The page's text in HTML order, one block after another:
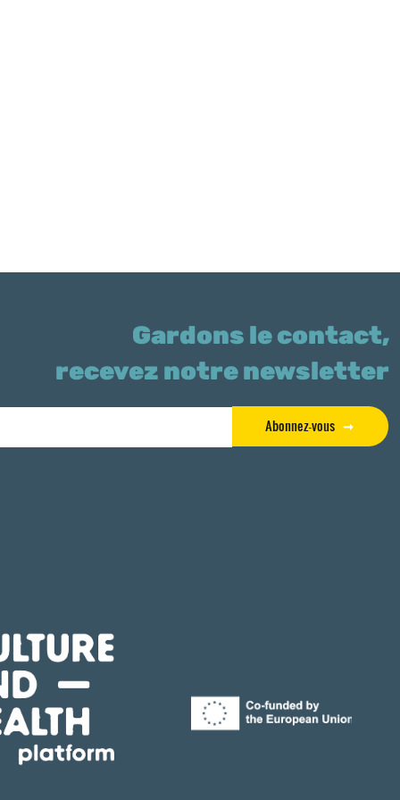
Gardons le contact,
recevez notre newsletter
Abonnez-vous